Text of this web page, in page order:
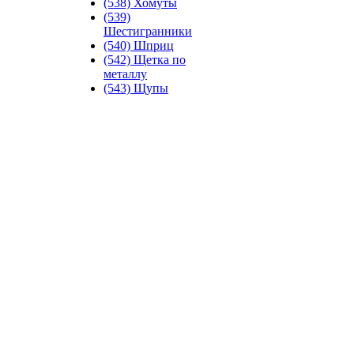
(538) Хомуты
(539)
Шестигранники
(540) Шприц
(542) Щетка по
металлу
(543) Щупы